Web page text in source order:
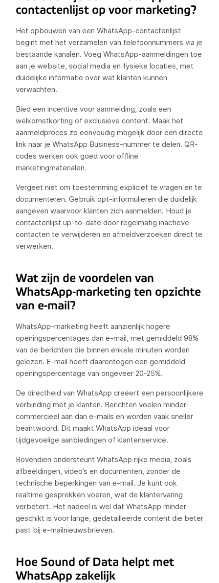
contactenlijst op voor marketing?
Het opbouwen van een WhatsApp-contactenlijst
begint met het verzamelen van telefoonnummers via je
bestaande kanalen. Voeg WhatsApp-aanmeldingen toe
aan je website, social media en fysieke locaties, met
duidelijke informatie over wat klanten kunnen
verwachten.
Bied een incentive voor aanmelding, zoals een
welkomstkorting of exclusieve content. Maak het
aanmeldproces zo eenvoudig mogelijk door een directe
link naar je WhatsApp Business-nummer te delen. QR-
codes werken ook goed voor offline
marketingmaterialen.
Vergeet niet om toestemming expliciet te vragen en te
documenteren. Gebruik opt-informulieren die duidelijk
aangeven waarvoor klanten zich aanmelden. Houd je
contactenlijst up-to-date door regelmatig inactieve
contacten te verwijderen en afmeldverzoeken direct te
verwerken.
Wat zijn de voordelen van
WhatsApp-marketing ten opzichte
van e-mail?
WhatsApp-marketing heeft aanzienlijk hogere
openingspercentages dan e-mail, met gemiddeld 98%
van de berichten die binnen enkele minuten worden
gelezen. E-mail heeft daarentegen een gemiddeld
openingspercentage van ongeveer 20-25%.
De directheid van WhatsApp creëert een persoonlijkere
verbinding met je klanten. Berichten voelen minder
commercieel aan dan e-mails en worden vaak sneller
beantwoord. Dit maakt WhatsApp ideaal voor
tijdgevoelige aanbiedingen of klantenservice.
Bovendien ondersteunt WhatsApp rijke media, zoals
afbeeldingen, video’s en documenten, zonder de
technische beperkingen van e-mail. Je kunt ook
realtime gesprekken voeren, wat de klantervaring
verbetert. Het nadeel is wel dat WhatsApp minder
geschikt is voor lange, gedetailleerde content die beter
past bij e-mailnieuwsbrieven.
Hoe Sound of Data helpt met
WhatsApp zakelijk